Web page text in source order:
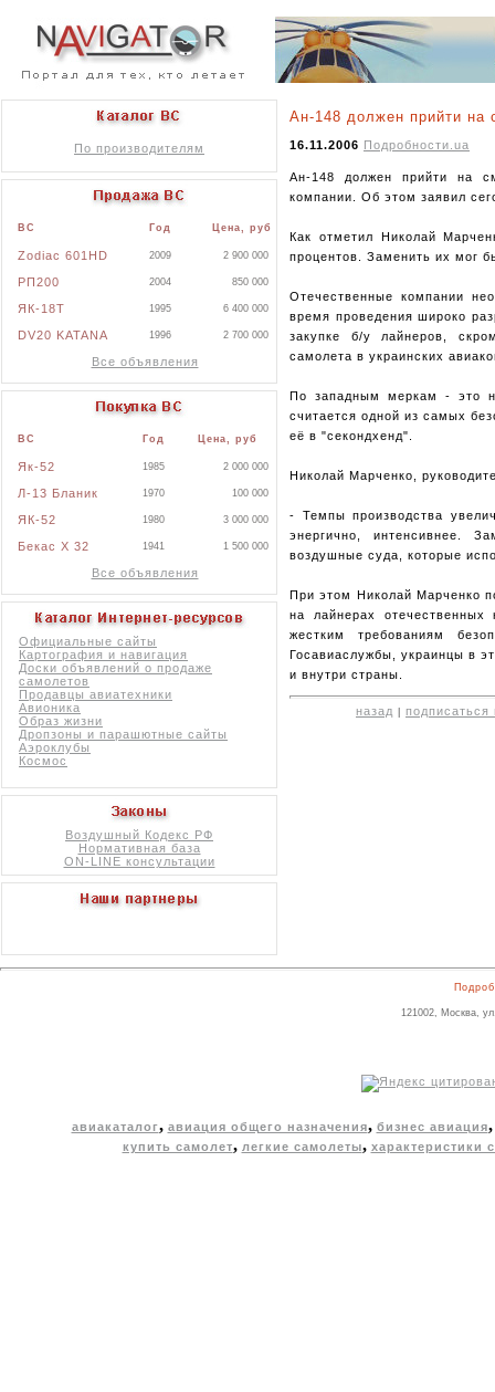
По производителям
ВС Год Цена, руб
Zodiac 601HD 2009 2 900 000
РП200 2004 850 000
ЯК-18Т 1995 6 400 000
DV20 KATANA 1996 2 700 000
Все объявления
ВС Год Цена, руб
Як-52 1985 2 000 000
Л-13 Бланик 1970 100 000
ЯК-52 1980 3 000 000
Бекас X 32 1941 1 500 000
Все объявления
Официальные сайты
Картография и навигация
Доски объявлений о продаже
самолетов
Продавцы авиатехники
Авионика
Образ жизни
Дропзоны и парашютные сайты
Аэроклубы
Космос
Воздушный Кодекс РФ
Нормативная база
ON-LINE консультации
Ан-148 должен прийти на
16.11.2006 Подробности.ua
Ан-148 должен прийти на
компании. Об этом заявил
Как отметил Николай
процентов. Заменить их мог
Отечественные компании
время проведения широко
закупке б/у лайнеров,
самолета в украинских
По западным меркам - это
считается одной из самых
её в "секондхенд".
Николай Марченко,
- Темпы производства
энергично, интенсивнее.
воздушные суда, которые
При этом Николай Марченко
на лайнерах
жестким требованиям
Госавиаслужбы, украинцы в
и внутри страны.
назад подписаться
121002, Москва,
авиакаталог, авиация общего назначения, бизнес авиация
купить самолет, легкие самолеты, характеристики